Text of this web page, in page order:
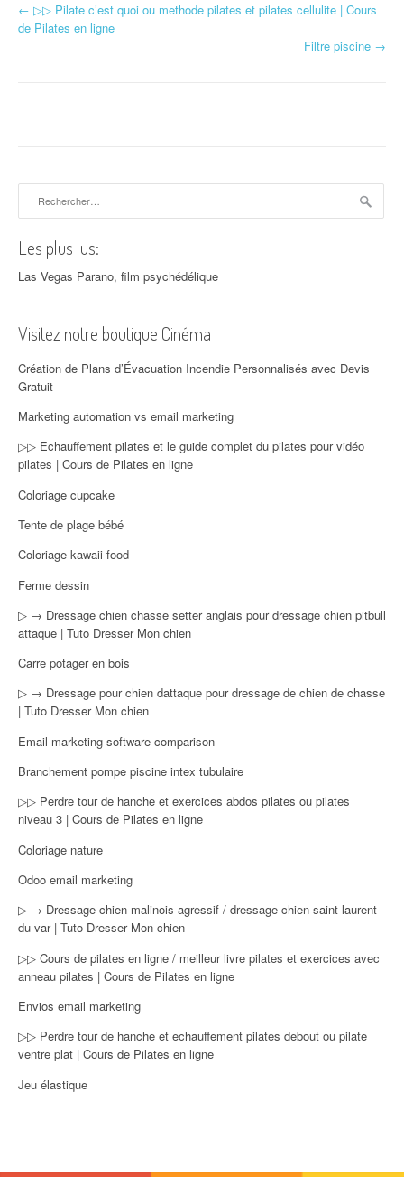
Navigation d'article
← ▷▷ Pilate c’est quoi ou methode pilates et pilates cellulite | Cours
de Pilates en ligne
Filtre piscine →
Les plus lus:
Las Vegas Parano, film psychédélique
Visitez notre boutique Cinéma
Création de Plans d’Évacuation Incendie Personnalisés avec Devis
Gratuit
Marketing automation vs email marketing
▷▷ Echauffement pilates et le guide complet du pilates pour vidéo
pilates | Cours de Pilates en ligne
Coloriage cupcake
Tente de plage bébé
Coloriage kawaii food
Ferme dessin
▷ → Dressage chien chasse setter anglais pour dressage chien pitbull
attaque | Tuto Dresser Mon chien
Carre potager en bois
▷ → Dressage pour chien dattaque pour dressage de chien de chasse
| Tuto Dresser Mon chien
Email marketing software comparison
Branchement pompe piscine intex tubulaire
▷▷ Perdre tour de hanche et exercices abdos pilates ou pilates
niveau 3 | Cours de Pilates en ligne
Coloriage nature
Odoo email marketing
▷ → Dressage chien malinois agressif / dressage chien saint laurent
du var | Tuto Dresser Mon chien
▷▷ Cours de pilates en ligne / meilleur livre pilates et exercices avec
anneau pilates | Cours de Pilates en ligne
Envios email marketing
▷▷ Perdre tour de hanche et echauffement pilates debout ou pilate
ventre plat | Cours de Pilates en ligne
Jeu élastique